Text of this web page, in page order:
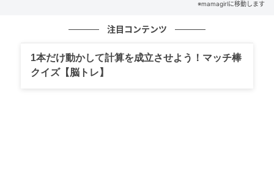
※mamagirlに移動します
注目コンテンツ
1本だけ動かして計算を成立させよう！マッチ棒
クイズ【脳トレ】